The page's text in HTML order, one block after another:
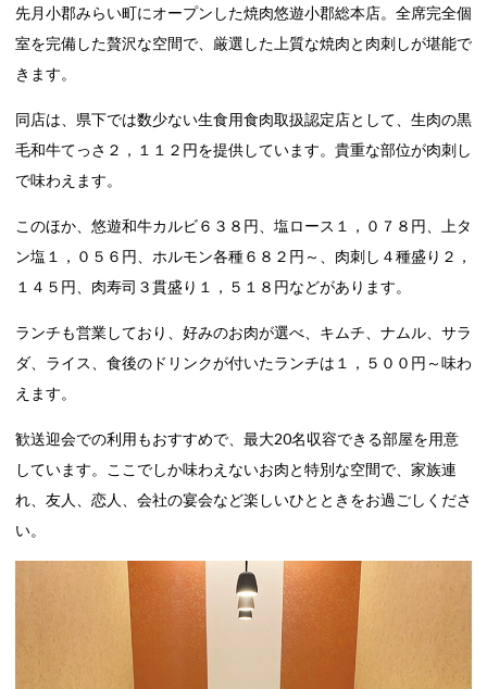
先月小郡みらい町にオープンした焼肉悠遊小郡総本店。全席完全個
室を完備した贅沢な空間で、厳選した上質な焼肉と肉刺しが堪能で
きます。
同店は、県下では数少ない生食用食肉取扱認定店として、生肉の黒
毛和牛てっさ２，１１２円を提供しています。貴重な部位が肉刺し
で味わえます。
このほか、悠遊和牛カルビ６３８円、塩ロース１，０７８円、上タ
ン塩１，０５６円、ホルモン各種６８２円～、肉刺し４種盛り２，
１４５円、肉寿司３貫盛り１，５１８円などがあります。
ランチも営業しており、好みのお肉が選べ、キムチ、ナムル、サラ
ダ、ライス、食後のドリンクが付いたランチは１，５００円～味わ
えます。
歓送迎会での利用もおすすめで、最大20名収容できる部屋を用意
しています。ここでしか味わえないお肉と特別な空間で、家族連
れ、友人、恋人、会社の宴会など楽しいひとときをお過ごしくださ
い。